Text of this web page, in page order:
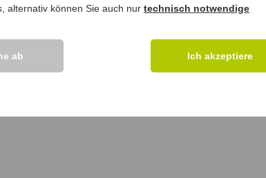
alternativ können Sie auch nur technisch notwendige
ab Ich akzeptiere